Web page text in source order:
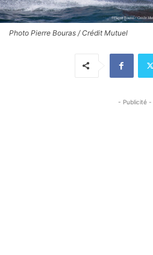
Photo Pierre Bouras / Crédit Mutuel
- Publicité -